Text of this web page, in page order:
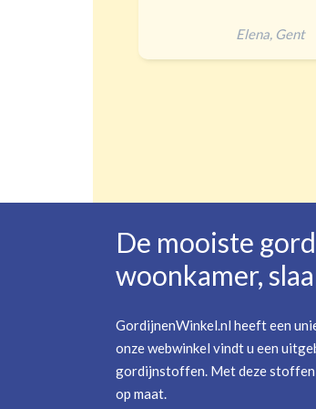
De mooiste
woonkamer,
GordijnenWinkel.nl heeft een
onze webwinkel vindt u een
gordijnstoffen. Met deze stoffen
op maat.